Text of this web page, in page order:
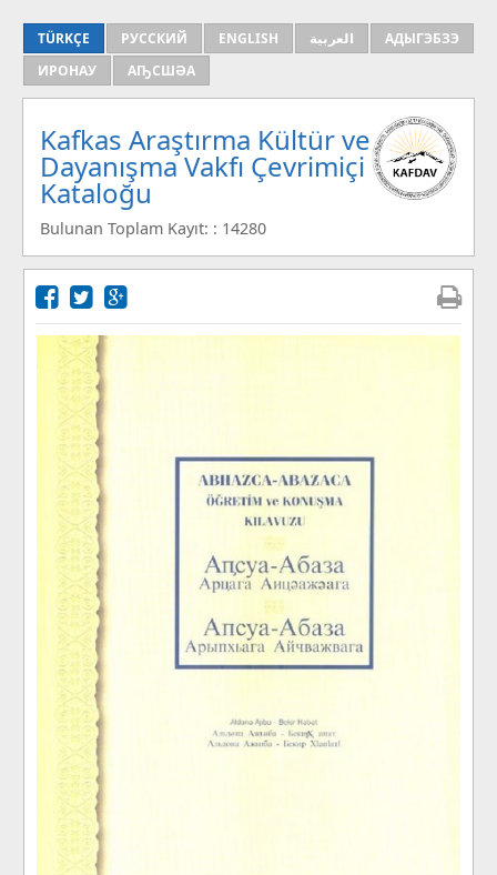
TÜRKÇE РУССКИЙ ENGLISH العربية
АДЫГЭБЗЭ
ИРОНАУ
АҦСШӘА
Kafkas Araştırma Kültür ve
Dayanışma Vakfı Çevrimiçi
Kataloğu
Bulunan Toplam Kayıt: : 14280